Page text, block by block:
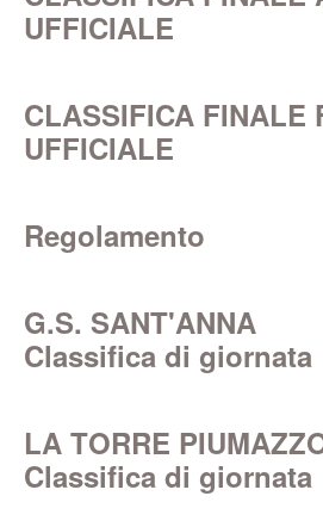
UFFICIALE
CLASSIFICA FINALE
UFFICIALE
Regolamento
G.S. SANT'ANNA
Classifica di giornata
LA TORRE
Classifica di giornata